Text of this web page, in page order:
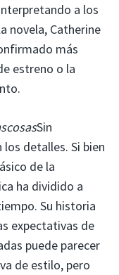
a los
novela, Catherine
más
estreno o la
Sin
detalles. Si bien
de la
ha dividido a
Su historia
expectativas de
puede parecer
de estilo, pero